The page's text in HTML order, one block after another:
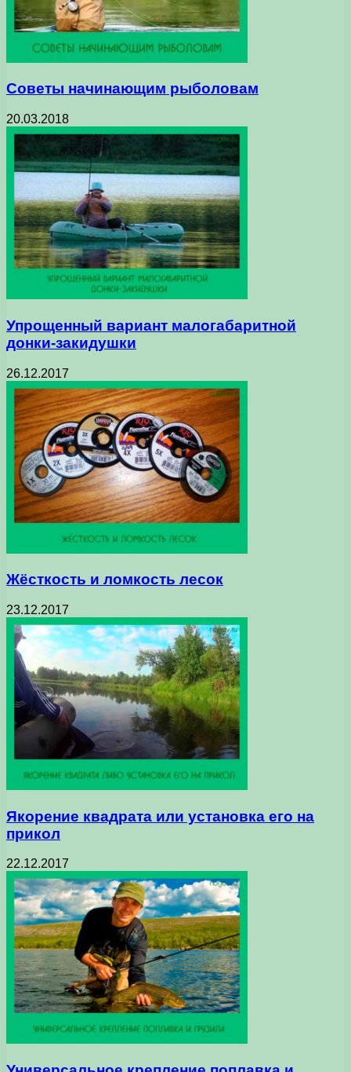
Советы начинающим рыболовам
20.03.2018
Упрощенный вариант малогабаритной
донки-закидушки
26.12.2017
Жёсткость и ломкость лесок
23.12.2017
Якорение квадрата или установка его на
прикол
22.12.2017